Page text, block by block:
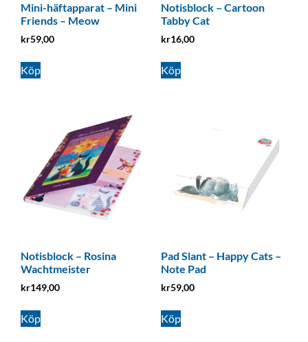
Mini-häftapparat – Mini
Friends – Meow
kr59,00
Köp
Notisblock – Cartoon
Tabby Cat
kr16,00
Köp
Notisblock – Rosina
Wachtmeister
kr149,00
Köp
Pad Slant – Happy Cats –
Note Pad
kr59,00
Köp